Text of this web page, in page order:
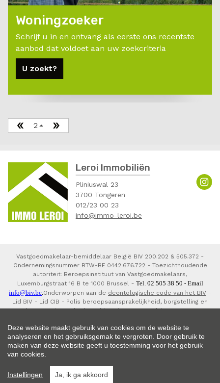
Woningzoeker
Schrijf u in en ontvang als eerste ons recentste
aanbod dat voldoet aan uw zoekcriteria
U zoekt?
2
Leroi Immobiliën
Pliniuswal 23
3700 Tongeren
012/23 00 23
info@immo-leroi.be
Vastgoedmakelaar-bemiddelaar België BIV 200.202 & 505.372 -
Ondernemingsnummer BTW-BE 0442.676.722 - Toezichthoudende
autoriteit: Beroepsinstituut van Vastgoedmakelaars,
Luxemburgstraat 16 B te 1000 Brussel - Tel. 02 505 38 50 - Email
info@biv.be.Onderworpen aan de deontologische code van het BIV -
Lid BIV - Lid CIB - Polis beroepsaansprakelijkheid, borgstelling en
waarborgorganisme derdengelden via NV AXA Belgium 730.390.160,
policy|Cookie policy
Deze website maakt gebruik van cookies om de website te
analyseren en het gebruiksgemak te vergroten. Door gebruik te
maken van deze website geeft u toestemming voor het gebruik
van cookies.
Instellingen Ja, ik ga akkoord